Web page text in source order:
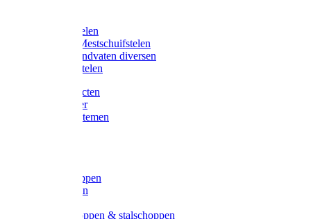
Gardena stelen
Sneeuw- /Mestschuifstelen
Stelen / Handvaten diversen
Telescoopstelen
Tuin producten
Fruitplukker
Ophangsystemen
Betonschoppen
Schepbatsen
Ballastschoppen & stalschoppen